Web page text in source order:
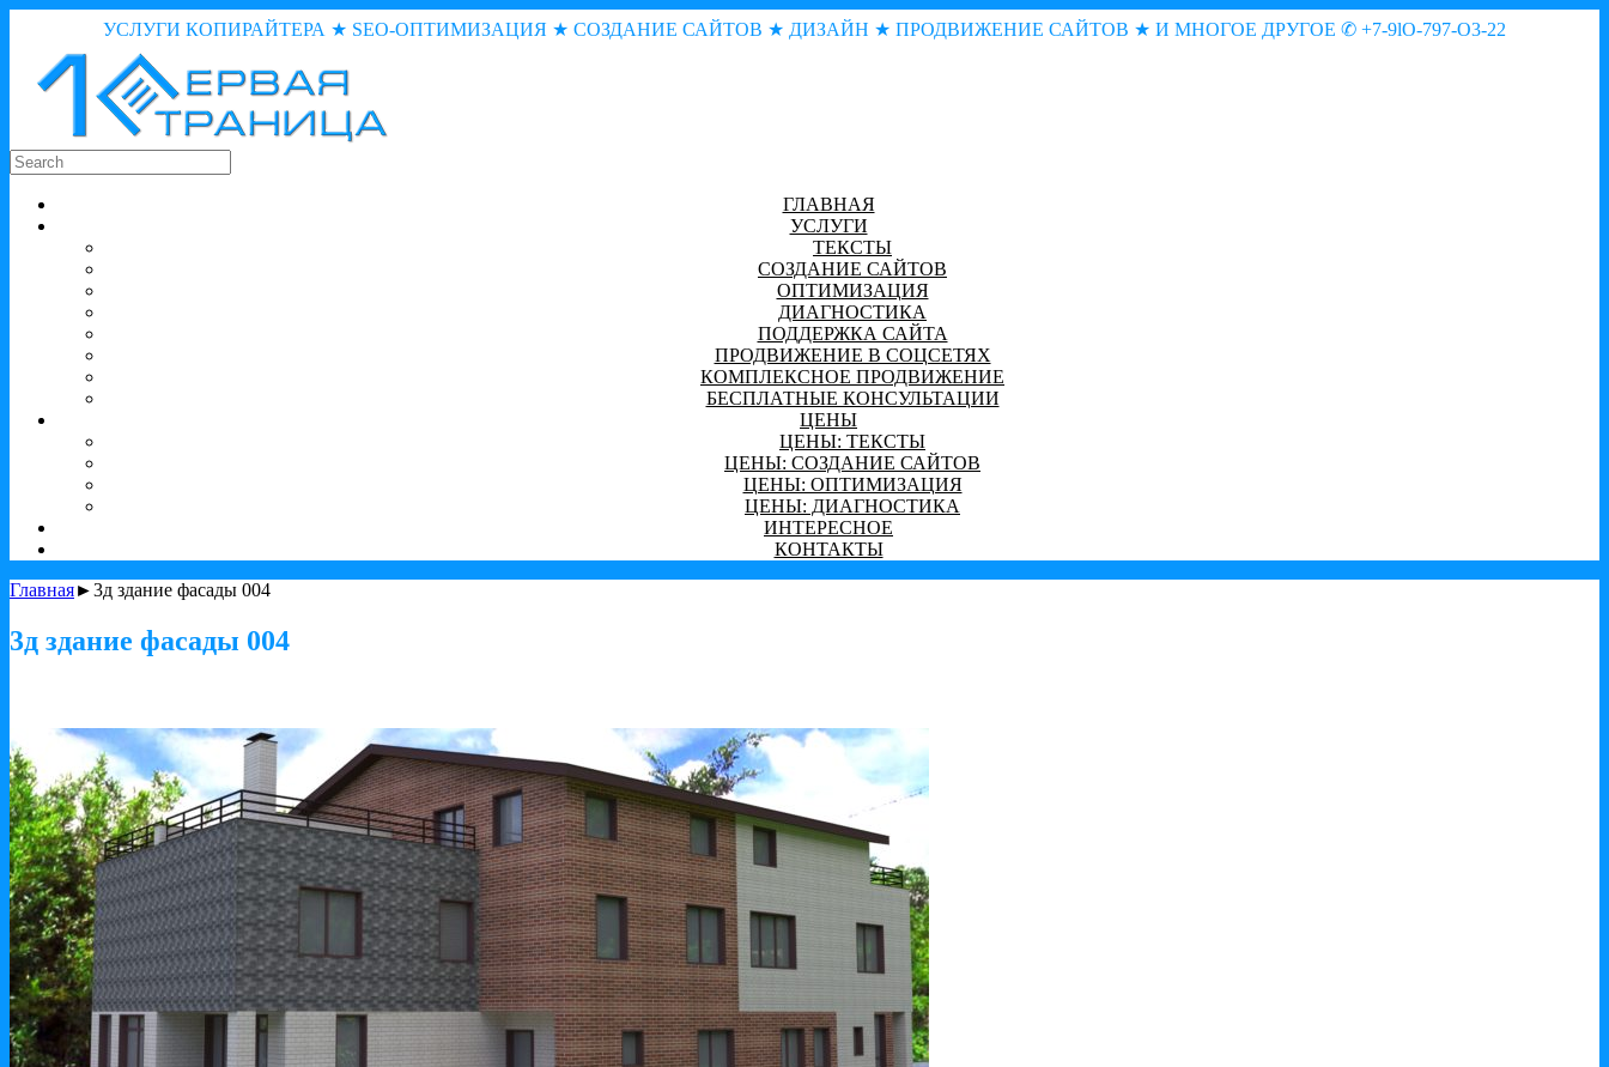
УСЛУГИ КОПИРАЙТЕРА ★ SEO-ОПТИМИЗАЦИЯ ★ СОЗДАНИЕ САЙТОВ ★ ДИЗАЙН ★ ПРОДВИЖЕНИЕ САЙТОВ ★ И МНОГОЕ ДРУГОЕ ✆ +7-9lO-797-O3-22
ГЛАВНАЯ
УСЛУГИ
ТЕКСТЫ
СОЗДАНИЕ САЙТОВ
ОПТИМИЗАЦИЯ
ДИАГНОСТИКА
ПОДДЕРЖКА САЙТА
ПРОДВИЖЕНИЕ В СОЦСЕТЯХ
КОМПЛЕКСНОЕ ПРОДВИЖЕНИЕ
БЕСПЛАТНЫЕ КОНСУЛЬТАЦИИ
ЦЕНЫ
ЦЕНЫ: ТЕКСТЫ
ЦЕНЫ: СОЗДАНИЕ САЙТОВ
ЦЕНЫ: ОПТИМИЗАЦИЯ
ЦЕНЫ: ДИАГНОСТИКА
ИНТЕРЕСНОЕ
КОНТАКТЫ
Главная►3д здание фасады 004
3д здание фасады 004